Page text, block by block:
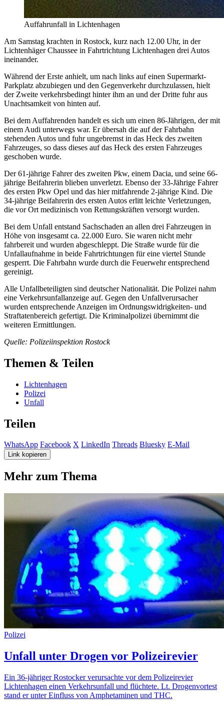
Auffahrunfall in Lichtenhagen
Am Samstag krachten in Rostock, kurz nach 12.00 Uhr, in der
Lichtenhäger Chaussee in Fahrtrichtung Lichtenhagen drei Autos
ineinander.
Während der Erste anhielt, um nach links auf einen Supermarkt-
Parkplatz abzubiegen und den Gegenverkehr durchzulassen, hielt
der Zweite verkehrsbedingt hinter ihm an und der Dritte fuhr aus
Unachtsamkeit von hinten auf.
Bei dem Auffahrenden handelt es sich um einen 86-Jährigen, der mit
einem Audi unterwegs war. Er übersah die auf der Fahrbahn
stehenden Autos und fuhr ungebremst in das Heck des zweiten
Fahrzeuges, so dass dieses auf das Heck des ersten Fahrzeuges
geschoben wurde.
Der 61-jährige Fahrer des zweiten Pkw, einem Dacia, und seine 66-
jährige Beifahrerin blieben unverletzt. Ebenso der 33-Jährige Fahrer
des ersten Pkw Opel und das hier mitfahrende 2-jährige Kind. Die
34-jährige Beifahrerin des ersten Autos erlitt leichte Verletzungen,
die vor Ort medizinisch von Rettungskräften versorgt wurden.
Bei dem Unfall entstand Sachschaden an allen drei Fahrzeugen in
Höhe von insgesamt ca. 22.000 Euro. Sie waren nicht mehr
fahrbereit und wurden abgeschleppt. Die Straße wurde für die
Unfallaufnahme in beide Fahrtrichtungen für eine viertel Stunde
gesperrt. Die Fahrbahn wurde durch die Feuerwehr entsprechend
gereinigt.
Alle Unfallbeteiligten sind deutscher Nationalität. Die Polizei nahm
eine Verkehrsunfallanzeige auf. Gegen den Unfallverursacher
wurden entsprechende Anzeigen im Ordnungswidrigkeiten- und
Straftatenbereich gefertigt. Die Kriminalpolizei übernimmt die
weiteren Ermittlungen.
Quelle: Polizeiinspektion Rostock
Themen & Teilen
Lichtenhagen
Polizei
Unfall
Teilen
WhatsApp Facebook X LinkedIn Threads Bluesky E-Mail
Link kopieren
Mehr zum Thema
Polizei
Unfall unter Drogen vor Polizeirevier
Ein 36-jähriger Rostocker verursachte vor dem Polizeirevier
Lichtenhagen einen Verkehrsunfall und flüchtete. Lt. Drogenvortest
stand er unter Einfluss von Amphetaminen und THC.